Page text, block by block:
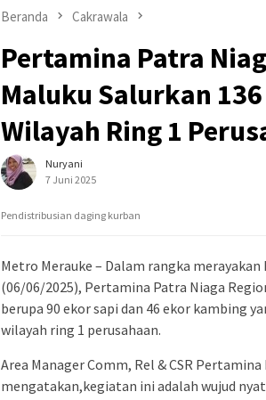
Beranda Cakrawala
Pertamina Patra
Maluku Salurkan
Wilayah Ring 1
Nuryani
7 Juni 2025
Pendistribusian daging kurban
Metro Merauke – Dalam rangka
(06/06/2025), Pertamina Patra Niaga
berupa 90 ekor sapi dan 46 ekor kambing
wilayah ring 1 perusahaan.
Area Manager Comm, Rel & CSR
mengatakan,kegiatan ini adalah wujud